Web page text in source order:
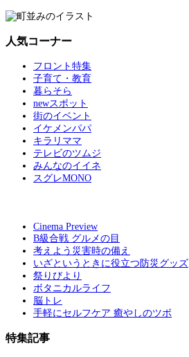
人気コーナー
フロント特集
子育て・教育
暮らそら
newスポット
街のイベント
イケメンパパ
キラリママ
テレビのツムジ
みんなのイイネ
スグレMONO
Cinema Preview
B級合戦 グルメの目
考えよう災害時の備え
いざというときに役立つ防災グッズ
祭りびより
ボタニカルライフ
脳トレ
手軽にセルフケア 癒やしのツボ
特集記事